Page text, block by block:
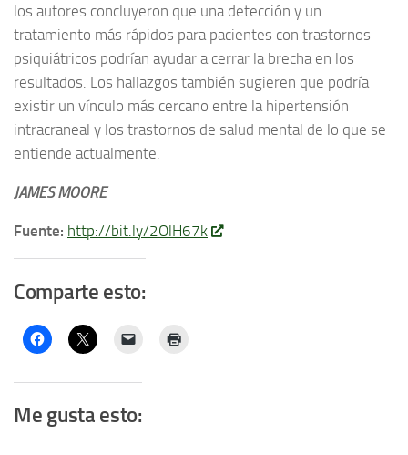
los autores concluyeron que una detección y un
tratamiento más rápidos para pacientes con trastornos
psiquiátricos podrían ayudar a cerrar la brecha en los
resultados. Los hallazgos también sugieren que podría
existir un vínculo más cercano entre la hipertensión
intracraneal y los trastornos de salud mental de lo que se
entiende actualmente.
JAMES MOORE
Fuente: http://bit.ly/2OlH67k
Comparte esto:
Me gusta esto: